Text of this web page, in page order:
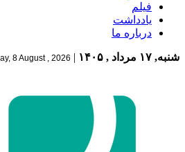
فیلم
یادداشت
درباره ما
شنبه, ۱۷ مرداد , ۱۴۰۵ |
8 August , 2026